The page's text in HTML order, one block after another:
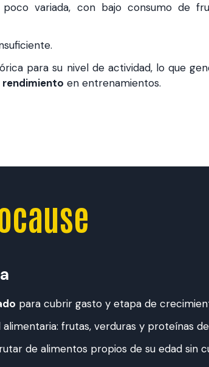
poco variada, con bajo consumo de
para su nivel de actividad, lo que
rendimiento en entrenamientos.
para cubrir gasto y etapa de
frutas, verduras y proteínas
de alimentos propios de su edad sin